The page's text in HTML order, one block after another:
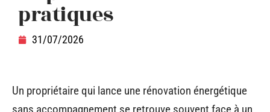
pratiques
31/07/2026
Un propriétaire qui lance une rénovation énergétique